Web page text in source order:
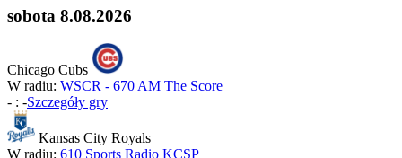
sobota 8.08.2026
Chicago Cubs
W radiu: WSCR - 670 AM The Score
- : -Szczegóły gry
Kansas City Royals
W radiu: 610 Sports Radio KCSP